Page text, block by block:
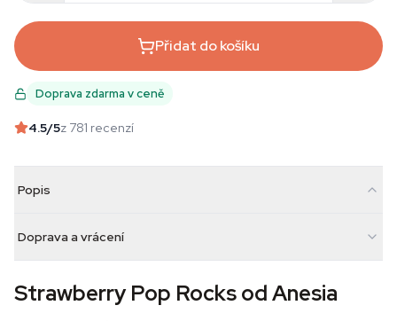
Přidat do košíku
Doprava zdarma v ceně
4.5/5z 781 recenzí
Popis
Doprava a vrácení
Strawberry Pop Rocks od Anesia